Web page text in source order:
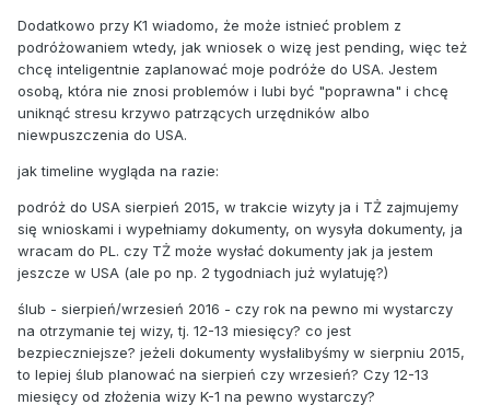
Dodatkowo przy K1 wiadomo, że może istnieć problem z
podróżowaniem wtedy, jak wniosek o wizę jest pending, więc też
chcę inteligentnie zaplanować moje podróże do USA. Jestem
osobą, która nie znosi problemów i lubi być "poprawna" i chcę
uniknąć stresu krzywo patrzących urzędników albo
niewpuszczenia do USA.
jak timeline wygląda na razie:
podróż do USA sierpień 2015, w trakcie wizyty ja i TŻ zajmujemy
się wnioskami i wypełniamy dokumenty, on wysyła dokumenty, ja
wracam do PL. czy TŻ może wysłać dokumenty jak ja jestem
jeszcze w USA (ale po np. 2 tygodniach już wylatuję?)
ślub - sierpień/wrzesień 2016 - czy rok na pewno mi wystarczy
na otrzymanie tej wizy, tj. 12-13 miesięcy? co jest
bezpieczniejsze? jeżeli dokumenty wysłalibyśmy w sierpniu 2015,
to lepiej ślub planować na sierpień czy wrzesień? Czy 12-13
miesięcy od złożenia wizy K-1 na pewno wystarczy?